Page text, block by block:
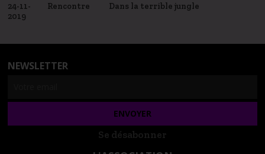
24-11-
2019
Rencontre Dans la terrible jungle
NEWSLETTER
Se désabonner